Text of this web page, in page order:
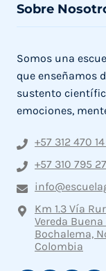
Sobre
Somos una
que enseñamos
sustento
emociones,
+57 312 470
+57 310 795
Km 1.3 Vía
Vereda
Bochalema,
Colombia